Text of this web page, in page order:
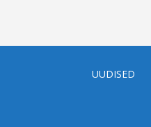
UUDISED